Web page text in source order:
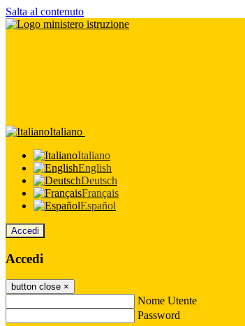
Salta al contenuto
Italiano
Italiano
English
Deutsch
Français
Español
Accedi
Accedi
button close ×
Nome Utente
Password